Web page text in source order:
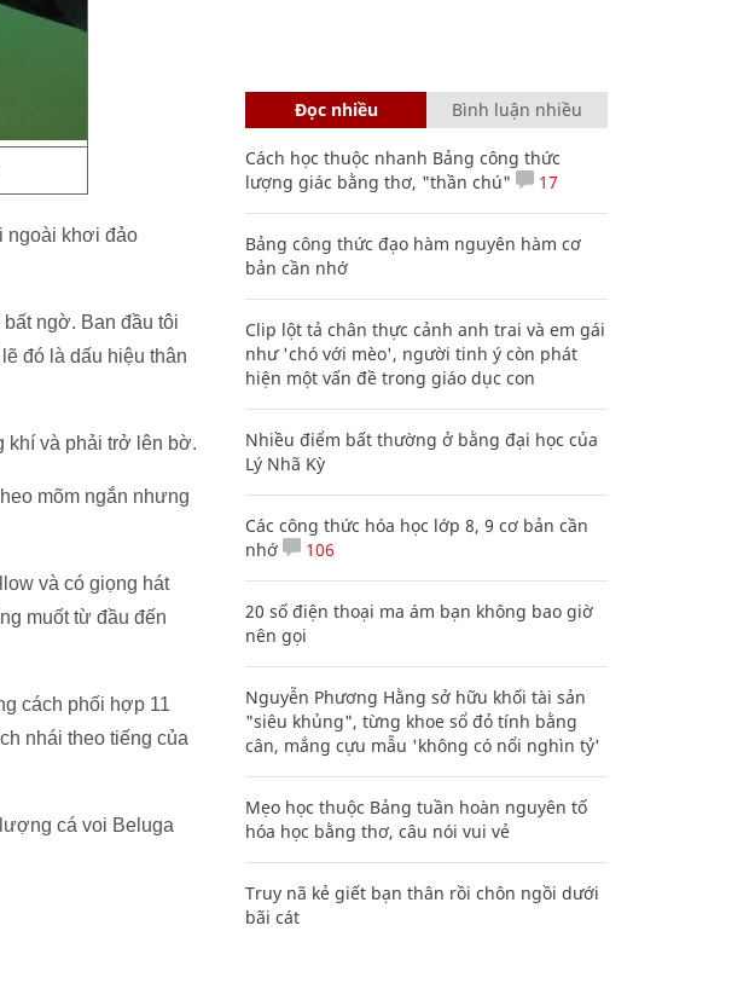
ngoài khơi đảo
ngờ. Ban đầu tôi
đó là dấu hiệu thân
khí và phải trở lên bờ.
mõm ngắn nhưng
và có giọng hát
muốt từ đầu đến
cách phối hợp 11
nhái theo tiếng của
cá voi Beluga
Đọc nhiều Bình luận nhiều
Cách học thuộc nhanh Bảng công thức
lượng giác bằng thơ, "thần chú"
17
Bảng công thức đạo hàm nguyên hàm cơ
bản cần nhớ
Clip lột tả chân thực cảnh anh trai và em gái
như 'chó với mèo', người tinh ý còn phát
hiện một vấn đề trong giáo dục con
Nhiều điểm bất thường ở bằng đại học của
Lý Nhã Kỳ
Các công thức hóa học lớp 8, 9 cơ bản cần
nhớ
106
20 số điện thoại ma ám bạn không bao giờ
nên gọi
Nguyễn Phương Hằng sở hữu khối tài sản
"siêu khủng", từng khoe sổ đỏ tính bằng
cân, mắng cựu mẫu 'không có nổi nghìn tỷ'
Mẹo học thuộc Bảng tuần hoàn nguyên tố
hóa học bằng thơ, câu nói vui vẻ
Truy nã kẻ giết bạn thân rồi chôn ngồi dưới
bãi cát